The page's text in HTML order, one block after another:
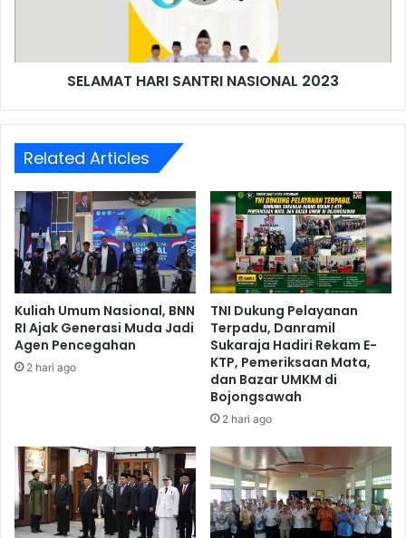
SELAMAT HARI SANTRI NASIONAL 2023
Related Articles
Kuliah Umum Nasional, BNN
RI Ajak Generasi Muda Jadi
Agen Pencegahan
2 hari ago
TNI Dukung Pelayanan
Terpadu, Danramil
Sukaraja Hadiri Rekam E-
KTP, Pemeriksaan Mata,
dan Bazar UMKM di
Bojongsawah
2 hari ago